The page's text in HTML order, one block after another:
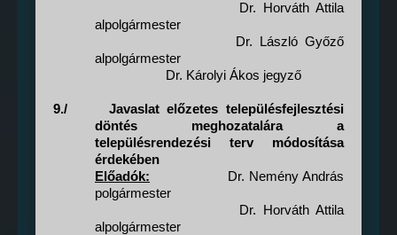
Dr.
Horváth Attila
alpolgármester
Dr. László Győző
alpolgármester
Dr. Károlyi Ákos jegyző
9./
Javaslat előzetes településfejlesztési
döntés meghozatalára a
településrendezési terv módosítása
érdekében
Előadók:
Dr. Nemény András
polgármester
Dr.
Horváth Attila
alpolgármester